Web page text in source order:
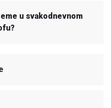
u svakodnevnom